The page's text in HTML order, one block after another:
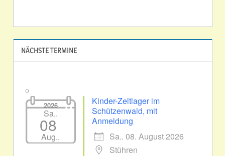
NÄCHSTE TERMINE
2026
Sa..
08
Aug..
Kinder-Zeltlager im
Schützenwald, mit
Anmeldung
Sa.. 08. August 2026
Stühren